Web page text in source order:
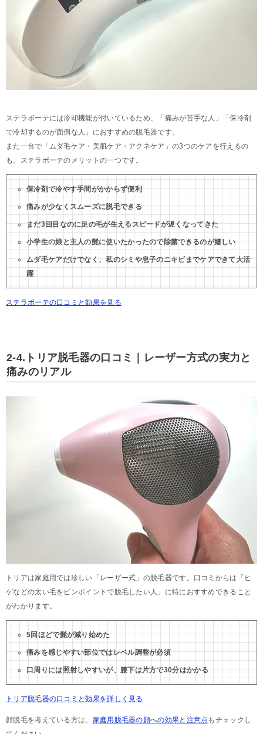
ステラボーテには冷却機能が付いているため、「痛みが苦手な人」「保冷剤
で冷却するのが面倒な人」におすすめの脱毛器です。
また一台で「ムダ毛ケア・美肌ケア・アクネケア」の3つのケアを行えるの
も、ステラボーテのメリットの一つです。
保冷剤で冷やす手間がかからず便利
痛みが少なくスムーズに脱毛できる
まだ3回目なのに足の毛が生えるスピードが遅くなってきた
小学生の娘と主人の髭に使いたかったので除菌できるのが嬉しい
ムダ毛ケアだけでなく、私のシミや息子のニキビまでケアできて大活
躍
ステラボーテの口コミと効果を見る
2-4.トリア脱毛器の口コミ｜レーザー方式の実力と
痛みのリアル
トリアは家庭用では珍しい「レーザー式」の脱毛器です。口コミからは「ヒ
ゲなどの太い毛をピンポイントで脱毛したい人」に特におすすめできること
がわかります。
5回ほどで髭が減り始めた
痛みを感じやすい部位ではレベル調整が必須
口周りには照射しやすいが、膝下は片方で30分はかかる
トリア脱毛器の口コミと効果を詳しく見る
顔脱毛を考えている方は、 家庭用脱毛器の顔への効果と注意点 もチェックし